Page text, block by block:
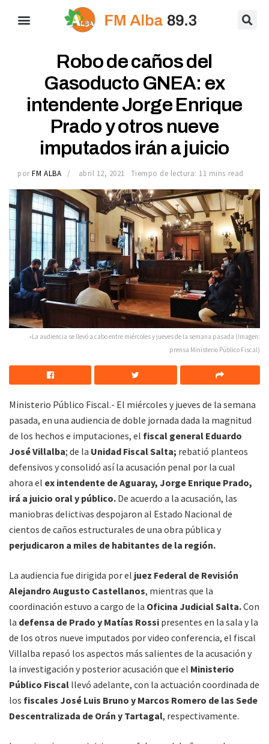
Robo de caños del
Gasoducto GNEA: ex
intendente Jorge Enrique
Prado y otros nueve
imputados irán a juicio
por FM ALBA abril 12, 2021 Tiempo de lectura: 11 mins read
»La audiencia se llevó a cabo entre miércoles y jueves de la semana pasada (Imagen:
prensa Ministerio Público Fiscal)
Ministerio Público Fiscal.- El miércoles y jueves de la semana
pasada, en una audiencia de doble jornada dada la magnitud
de los hechos e imputaciones, el fiscal general Eduardo
José Villalba; de la Unidad Fiscal Salta; rebatió planteos
defensivos y consolidó así la acusación penal por la cual
ahora el ex intendente de Aguaray, Jorge Enrique Prado,
irá a juicio oral y público. De acuerdo a la acusación, las
maniobras delictivas despojaron al Estado Nacional de
cientos de caños estructurales de una obra pública y
perjudicaron a miles de habitantes de la región.
La audiencia fue dirigida por el juez Federal de Revisión
Alejandro Augusto Castellanos, mientras que la
coordinación estuvo a cargo de la Oficina Judicial Salta.Con
la defensa de Prado y Matías Rossi presentes en la sala y la
de los otros nueve imputados por video conferencia, el fiscal
Villalba repasó los aspectos más salientes de la acusación y
la investigación y posterior acusación que el Ministerio
Público Fiscal llevó adelante, con la actuación coordinada de
los fiscales José Luis Bruno y Marcos Romero de las Sede
Descentralizada de Orán y Tartagal, respectivamente.